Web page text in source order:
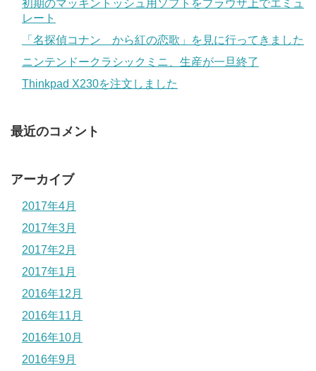
初期のマッキントッシュ用ソフトをブラウザ上でエミュ
レート
「名探偵コナン から紅の恋歌」を見に行ってきました
ニンテンドークラシックミニ、生産が一旦終了
Thinkpad X230を注文しました
最近のコメント
アーカイブ
2017年4月
2017年3月
2017年2月
2017年1月
2016年12月
2016年11月
2016年10月
2016年9月